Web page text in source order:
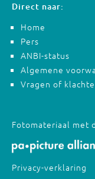
Direct naar:
Home
Pers
ANBI-status
Algemene
Vragen of
Fotomateriaal met
Privacy-verklaring